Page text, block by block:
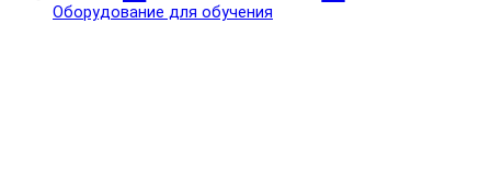
Оборудование для обучения